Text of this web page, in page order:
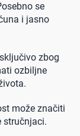
se
i jasno
zbog
ozbiljne
može značiti
stručnjaci.